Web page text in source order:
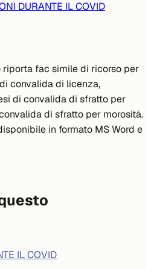
DURANTE IL COVID
riporta fac simile di ricorso per
convalida di licenza,
di convalida di sfratto per
di sfratto per morosità.
in formato MS Word e
IL COVID